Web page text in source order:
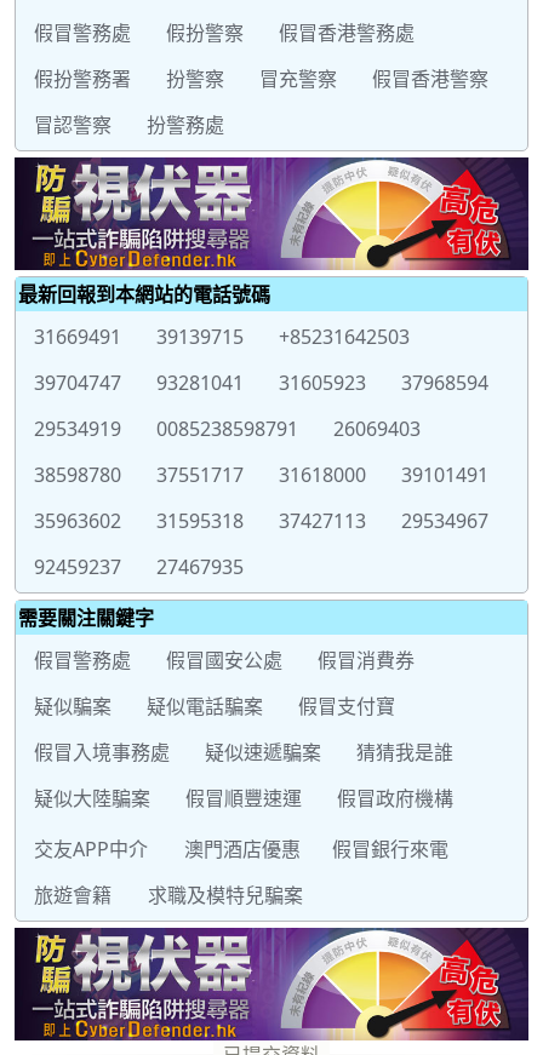
假冒警務處 假扮警察
假冒香港警務處
假扮警務署
扮警察 冒充警察
假冒香港警察
冒認警察
扮警務處
最新回報到本網站的電話號碼
31669491
39139715
+85231642503
39704747
93281041 31605923
37968594
29534919
0085238598791
26069403
38598780
37551717 31618000
39101491
35963602
31595318 37427113
29534967
92459237
27467935
需要關注關鍵字
假冒警務處
假冒國安公處
假冒消費券
疑似騙案
疑似電話騙案
假冒支付寶
假冒入境事務處
疑似速遞騙案
猜猜我是誰
疑似大陸騙案
假冒順豐速運
假冒政府機構
交友APP中介
澳門酒店優惠
假冒銀行來電
旅遊會籍
求職及模特兒騙案